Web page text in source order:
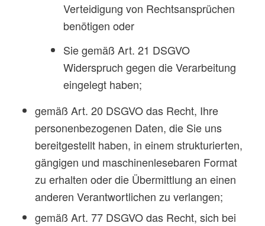
Verteidigung von Rechtsansprüchen
benötigen oder
Sie gemäß Art. 21 DSGVO
Widerspruch gegen die Verarbeitung
eingelegt haben;
gemäß Art. 20 DSGVO das Recht, Ihre
personenbezogenen Daten, die Sie uns
bereitgestellt haben, in einem strukturierten,
gängigen und maschinenlesebaren Format
zu erhalten oder die Übermittlung an einen
anderen Verantwortlichen zu verlangen;
gemäß Art. 77 DSGVO das Recht, sich bei